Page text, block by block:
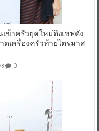
ข้าครัวยุคใหม่ดึงเชฟดัง
เครื่องครัวท้ายไตรมาส
0